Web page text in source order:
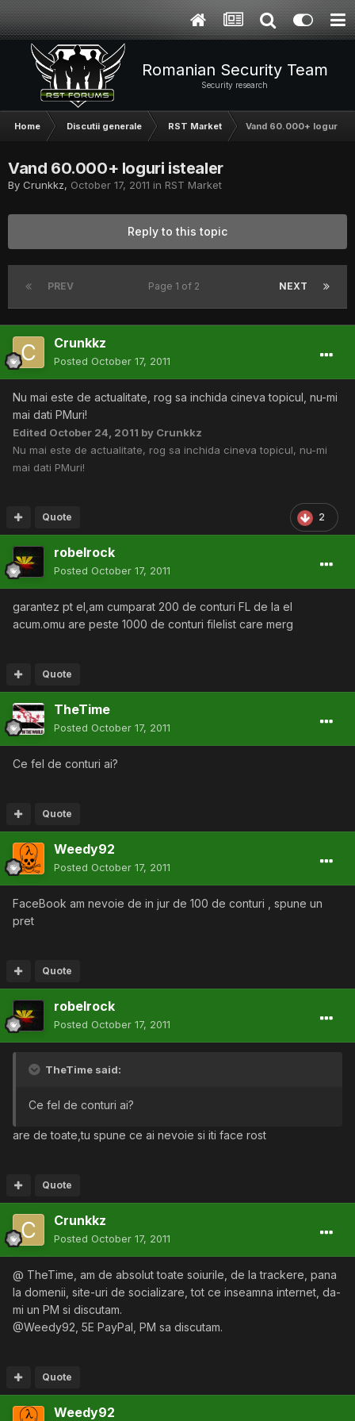
Romanian Security Team
Security research
Home Discutii generale RST Market Vand 60.000+ loguri
Vand 60.000+ loguri istealer
By Crunkkz, October 17, 2011 in RST Market
Reply to this topic
PREV NEXT
Page 1 of 2
Crunkkz
Posted October 17, 2011
Nu mai este de actualitate, rog sa inchida cineva topicul, nu-mi
mai dati PMuri!
Edited October 24, 2011 by Crunkkz
Nu mai este de actualitate, rog sa inchida cineva topicul, nu-mi
mai dati PMuri!
2
Quote
robelrock
Posted October 17, 2011
garantez pt el,am cumparat 200 de conturi FL de la el
acum.omu are peste 1000 de conturi filelist care merg
Quote
TheTime
Posted October 17, 2011
Ce fel de conturi ai?
Quote
Weedy92
Posted October 17, 2011
FaceBook am nevoie de in jur de 100 de conturi , spune un
pret
Quote
robelrock
Posted October 17, 2011
TheTime said:
Ce fel de conturi ai?
are de toate,tu spune ce ai nevoie si iti face rost
Quote
Crunkkz
Posted October 17, 2011
@ TheTime, am de absolut toate soiurile, de la trackere, pana
la domenii, site-uri de socializare, tot ce inseamna internet, da-
mi un PM si discutam.
@Weedy92, 5E PayPal, PM sa discutam.
Quote
Weedy92